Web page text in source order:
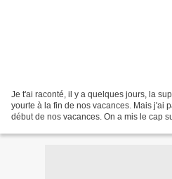
Je t'ai raconté, il y a quelques jours, la
yourte à la fin de nos vacances. Mais j'ai
début de nos vacances. On a mis le cap